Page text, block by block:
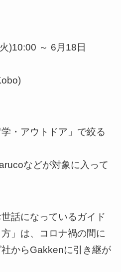
)10:00 ～ 6月18日
・アウトドア」で絞る
などが対象に入って
話になっているガイド
」は、コロナ禍の間に
からGakkenに引き継が